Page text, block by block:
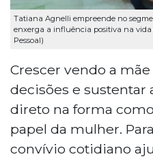
Tatiana Agnelli empreende no
enxerga a influência positiva na
Pessoal)
Crescer vendo a
decisões e sustentar
direto na forma
papel da mulher.
convívio cotidiano